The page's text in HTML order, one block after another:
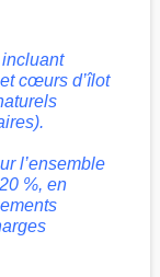
incluant
cœurs d’îlot
l’ensemble
%, en